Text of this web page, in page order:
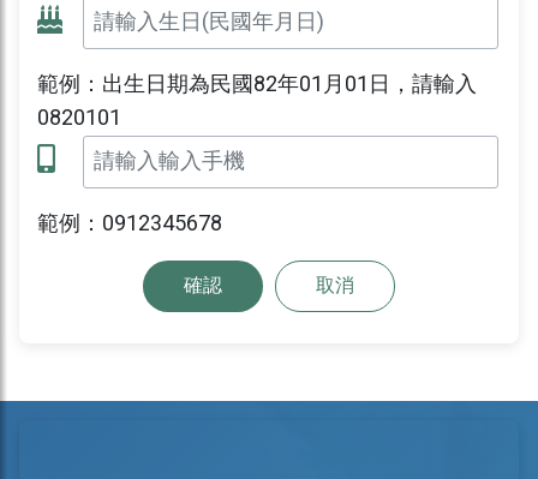
範例：出生日期為民國82年01月01日，請輸入
0820101
範例：0912345678
確認 取消